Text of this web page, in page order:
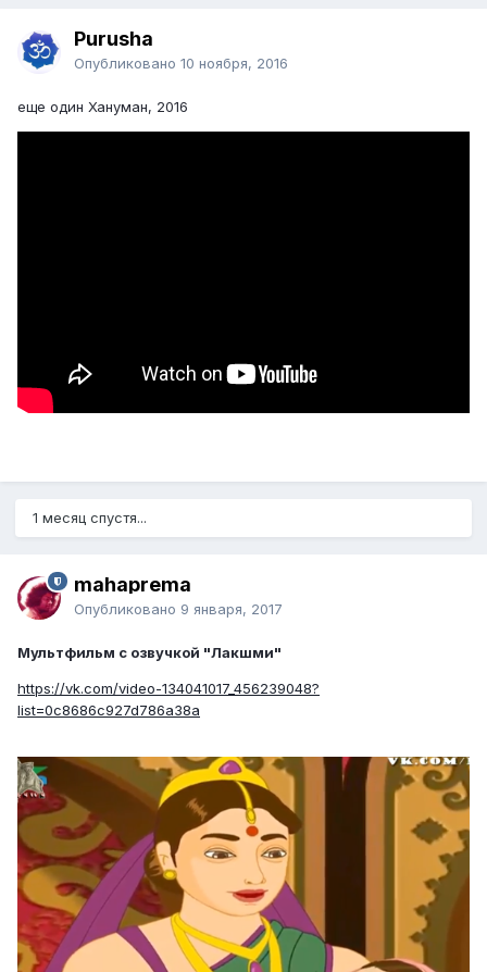
Purusha
Опубликовано 10 ноября, 2016
еще один Хануман, 2016
1 месяц спустя...
mahaprema
Опубликовано 9 января, 2017
Мультфильм с озвучкой "Лакшми"
https://vk.com/video-134041017_456239048?
list=0c8686c927d786a38a